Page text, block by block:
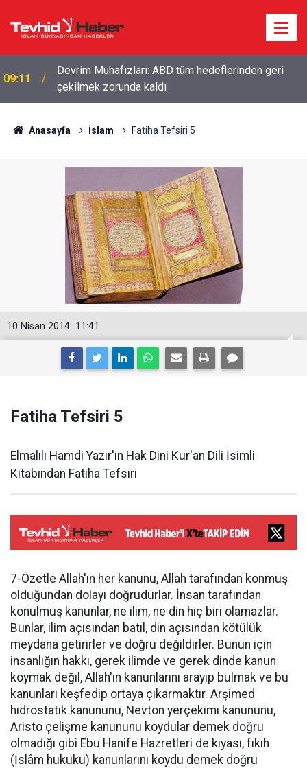
09:11
Devrim Muhafızları: ABD tüm hedeflerinden geri
çekilmek zorunda kaldı
Anasayfa İslam Fatiha Tefsiri 5
11:41
10 Nisan 2014
Fatiha Tefsiri 5
Elmalılı Hamdi Yazır'ın Hak Dini Kur'an Dili İsimli
Kitabından Fatiha Tefsiri
7-Özetle Allah'ın her kanunu, Allah tarafından konmuş
olduğundan dolayı doğrudurlar. İnsan tarafından
konulmuş kanunlar, ne ilim, ne din hiç biri olamazlar.
Bunlar, ilim açısından batıl, din açısından kötülük
meydana getirirler ve doğru değildirler. Bunun için
insanlığın hakkı, gerek ilimde ve gerek dinde kanun
koymak değil, Allah'ın kanunlarını arayıp bulmak ve bu
kanunları keşfedip ortaya çıkarmaktır. Arşimed
hidrostatik kanununu, Nevton yerçekimi kanununu,
Aristo çelişme kanununu koydular demek doğru
olmadığı gibi Ebu Hanife Hazretleri de kıyası, fıkıh
(İslâm hukuku) kanunlarını koydu demek doğru